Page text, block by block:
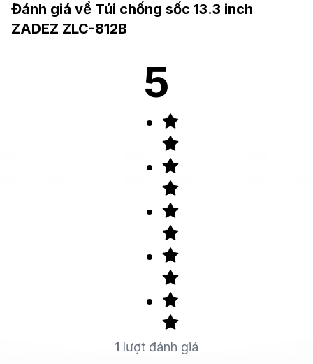
Đánh giá về Túi chống sốc 13.3 inch
ZADEZ ZLC-812B
5
1 lượt đánh giá